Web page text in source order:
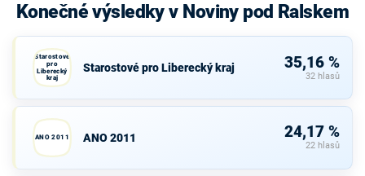
Konečné výsledky v Noviny pod Ralskem
Starostové
pro
Liberecký
kraj
Starostové pro Liberecký kraj 35,16 %
32 hlasů
ANO 2011 ANO 2011 24,17 %
22 hlasů